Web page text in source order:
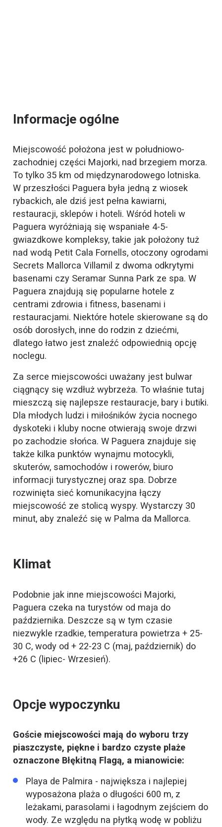
Informacje ogólne
Miejscowość położona jest w południowo-
zachodniej części Majorki, nad brzegiem morza.
To tylko 35 km od międzynarodowego lotniska.
W przeszłości Paguera była jedną z wiosek
rybackich, ale dziś jest pełna kawiarni,
restauracji, sklepów i hoteli. Wśród hoteli w
Paguera wyróżniają się wspaniałe 4-5-
gwiazdkowe kompleksy, takie jak położony tuż
nad wodą Petit Cala Fornells, otoczony ogrodami
Secrets Mallorca Villamil z dwoma odkrytymi
basenami czy Seramar Sunna Park ze spa. W
Paguera znajdują się popularne hotele z
centrami zdrowia i fitness, basenami i
restauracjami. Niektóre hotele skierowane są do
osób dorosłych, inne do rodzin z dziećmi,
dlatego łatwo jest znaleźć odpowiednią opcję
noclegu.
Za serce miejscowości uważany jest bulwar
ciągnący się wzdłuż wybrzeża. To właśnie tutaj
mieszczą się najlepsze restauracje, bary i butiki.
Dla młodych ludzi i miłośników życia nocnego
dyskoteki i kluby nocne otwierają swoje drzwi
po zachodzie słońca. W Paguera znajduje się
także kilka punktów wynajmu motocykli,
skuterów, samochodów i rowerów, biuro
informacji turystycznej oraz spa. Dobrze
rozwinięta sieć komunikacyjna łączy
miejscowość ze stolicą wyspy. Wystarczy 30
minut, aby znaleźć się w Palma da Mallorca.
Klimat
Podobnie jak inne miejscowości Majorki,
Paguera czeka na turystów od maja do
października. Deszcze są w tym czasie
niezwykle rzadkie, temperatura powietrza + 25-
30 C, wody od + 22-23 C (maj, październik) do
+26 C (lipiec- Wrzesień).
Opcje wypoczynku
Goście miejscowości mają do wyboru trzy
piaszczyste, piękne i bardzo czyste plaże
oznaczone Błękitną Flagą, a mianowicie:
Playa de Palmira - największa i najlepiej
wyposażona plaża o długości 600 m, z
leżakami, parasolami i łagodnym zejściem do
wody. Ze względu na płytką wodę w pobliżu